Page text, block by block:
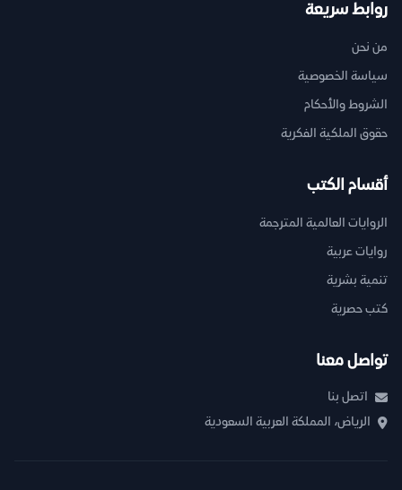
روابط سريعة
من نحن
سياسة الخصوصية
الشروط والأحكام
حقوق الملكية الفكرية
أقسام الكتب
الروايات العالمية المترجمة
روايات عربية
تنمية بشرية
كتب حصرية
تواصل معنا
اتصل بنا
الرياض، المملكة العربية السعودية